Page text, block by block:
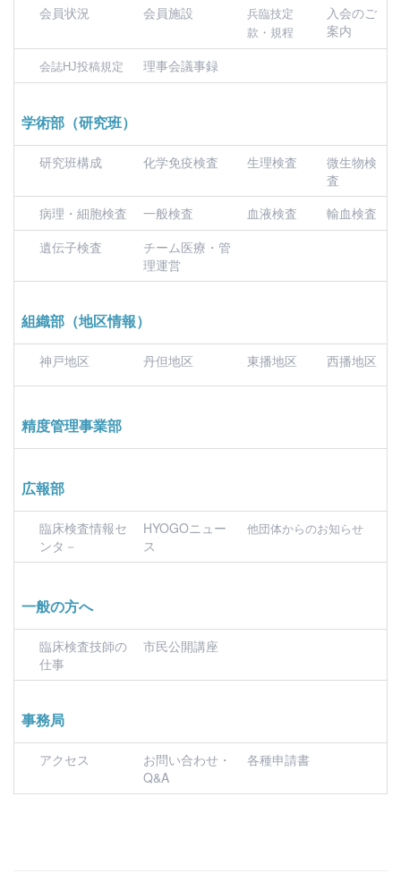
会員状況 会員施設
兵臨技定
款・規程
入会のご
案内
会誌HJ投稿規定 理事会議事録
学術部（研究班）
研究班構成 化学免疫検査 生理検査
微生物検
査
病理・細胞検査
一般検査 血液検査
輸血検査
遺伝子検査
チーム医療・管
理運営
組織部（地区情報）
神戸地区 丹但地区 東播地区 西播地区
精度管理事業部
広報部
臨床検査情報セ
ンタ－
HYOGOニュー
ス
他団体からのお知らせ
一般の方へ
臨床検査技師の
仕事
市民公開講座
事務局
アクセス
お問い合わせ・
Q&A
各種申請書